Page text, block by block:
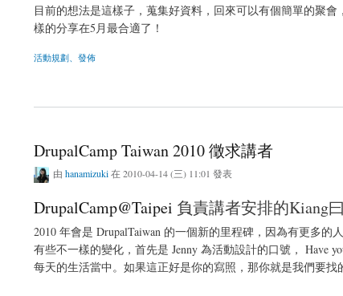
目前的想法是這樣子，蒐集好資料，回來可以有個簡單的聚
樣的分享在5月最合適了！
活動規劃、發佈
DrupalCamp Taiwan 2010 徵求講者
由 hanamizuki在 2010-04-14 (三) 11:01 發表
DrupalCamp@Taipei 負責講者安排的Kiang曰
2010 年會是 DrupalTaiwan 的一個新的里程碑，因為有更多
有些不一樣的變化，首先是 Jenny 為活動設計的口號， Have
每天的生活當中。如果這正好是你的寫照，那你就是我們要找